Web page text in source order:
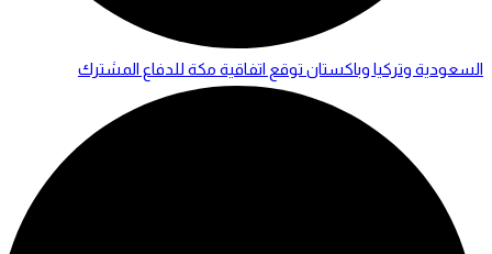
السعودية وتركيا وباكستان توقع اتفاقية مكة للدفاع المشترك